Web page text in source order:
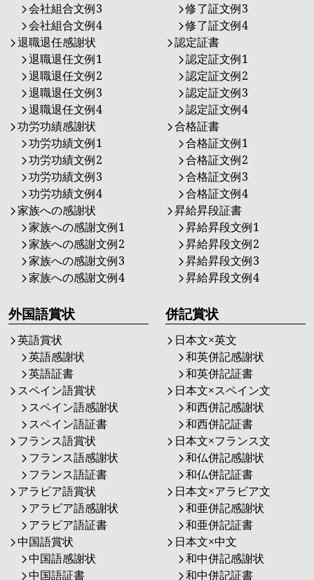
会社組合文例3
会社組合文例4
退職退任感謝状
退職退任文例1
退職退任文例2
退職退任文例3
退職退任文例4
功労功績感謝状
功労功績文例1
功労功績文例2
功労功績文例3
功労功績文例4
家族への感謝状
家族への感謝文例1
家族への感謝文例2
家族への感謝文例3
家族への感謝文例4
修了証文例3
修了証文例4
認定証書
認定証文例1
認定証文例2
認定証文例3
認定証文例4
合格証書
合格証文例1
合格証文例2
合格証文例3
合格証文例4
昇給昇段証書
昇給昇段文例1
昇給昇段文例2
昇給昇段文例3
昇給昇段文例4
外国語賞状
英語賞状
英語感謝状
英語証書
スペイン語賞状
スペイン語感謝状
スペイン語証書
フランス語賞状
フランス語感謝状
フランス語証書
アラビア語賞状
アラビア語感謝状
アラビア語証書
中国語賞状
中国語感謝状
中国語証書
併記賞状
日本文×英文
和英併記感謝状
和英併記証書
日本文×スペイン文
和西併記感謝状
和西併記証書
日本文×フランス文
和仏併記感謝状
和仏併記証書
日本文×アラビア文
和亜併記感謝状
和亜併記証書
日本文×中文
和中併記感謝状
和中併記証書